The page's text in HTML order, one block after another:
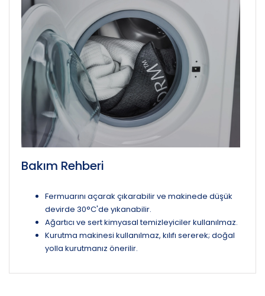
Bakım Rehberi
Fermuarını açarak çıkarabilir ve makinede düşük
devirde 30°C'de yıkanabilir.
Ağartıcı ve sert kimyasal temizleyiciler kullanılmaz.
Kurutma makinesi kullanılmaz, kılıfı sererek; doğal
yolla kurutmanız önerilir.